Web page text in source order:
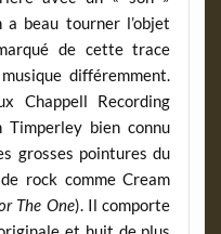
a beau tourner l’objet
de cette trace
différemment.
Chappell Recording
Timperley bien connu
grosses pointures du
rock comme Cream
The One). Il comporte